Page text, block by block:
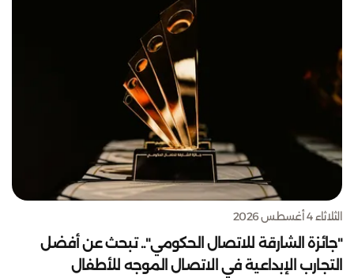
الثلاثاء 4 أغسطس 2026
"جائزة الشارقة للاتصال الحكومي".. تبحث عن أفضل
التجارب الإبداعية في الاتصال الموجه للأطفال